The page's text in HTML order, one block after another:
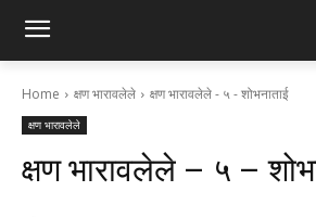
Home क्षण भारावलेले क्षण भारावलेले - ५ - शोभनाताई
क्षण भारावलेले
क्षण भारावलेले – ५ –